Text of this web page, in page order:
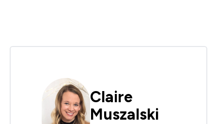
Claire
Muszalski